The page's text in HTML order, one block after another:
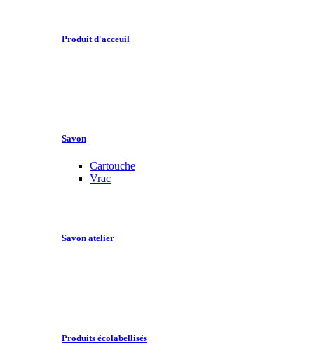
Produit d'acceuil
Savon
Cartouche
Vrac
Savon atelier
Produits écolabellisés